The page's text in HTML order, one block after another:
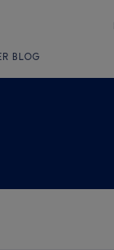
BLOG